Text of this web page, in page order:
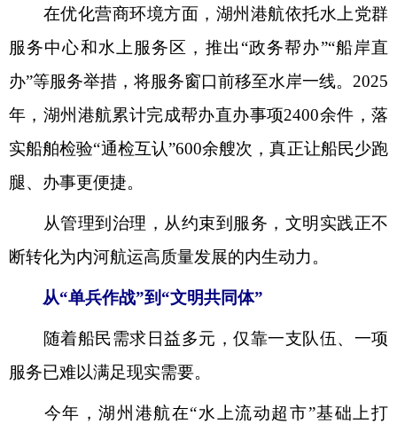
在优化营商环境方面，湖州港航依托水上党群
服务中心和水上服务区，推出“政务帮办”“船岸直
办”等服务举措，将服务窗口前移至水岸一线。2025
年，湖州港航累计完成帮办直办事项2400余件，落
实船舶检验“通检互认”600余艘次，真正让船民少跑
腿、办事更便捷。
从管理到治理，从约束到服务，文明实践正不
断转化为内河航运高质量发展的内生动力。
从“单兵作战”到“文明共同体”
随着船民需求日益多元，仅靠一支队伍、一项
服务已难以满足现实需要。
今年，湖州港航在“水上流动超市”基础上打